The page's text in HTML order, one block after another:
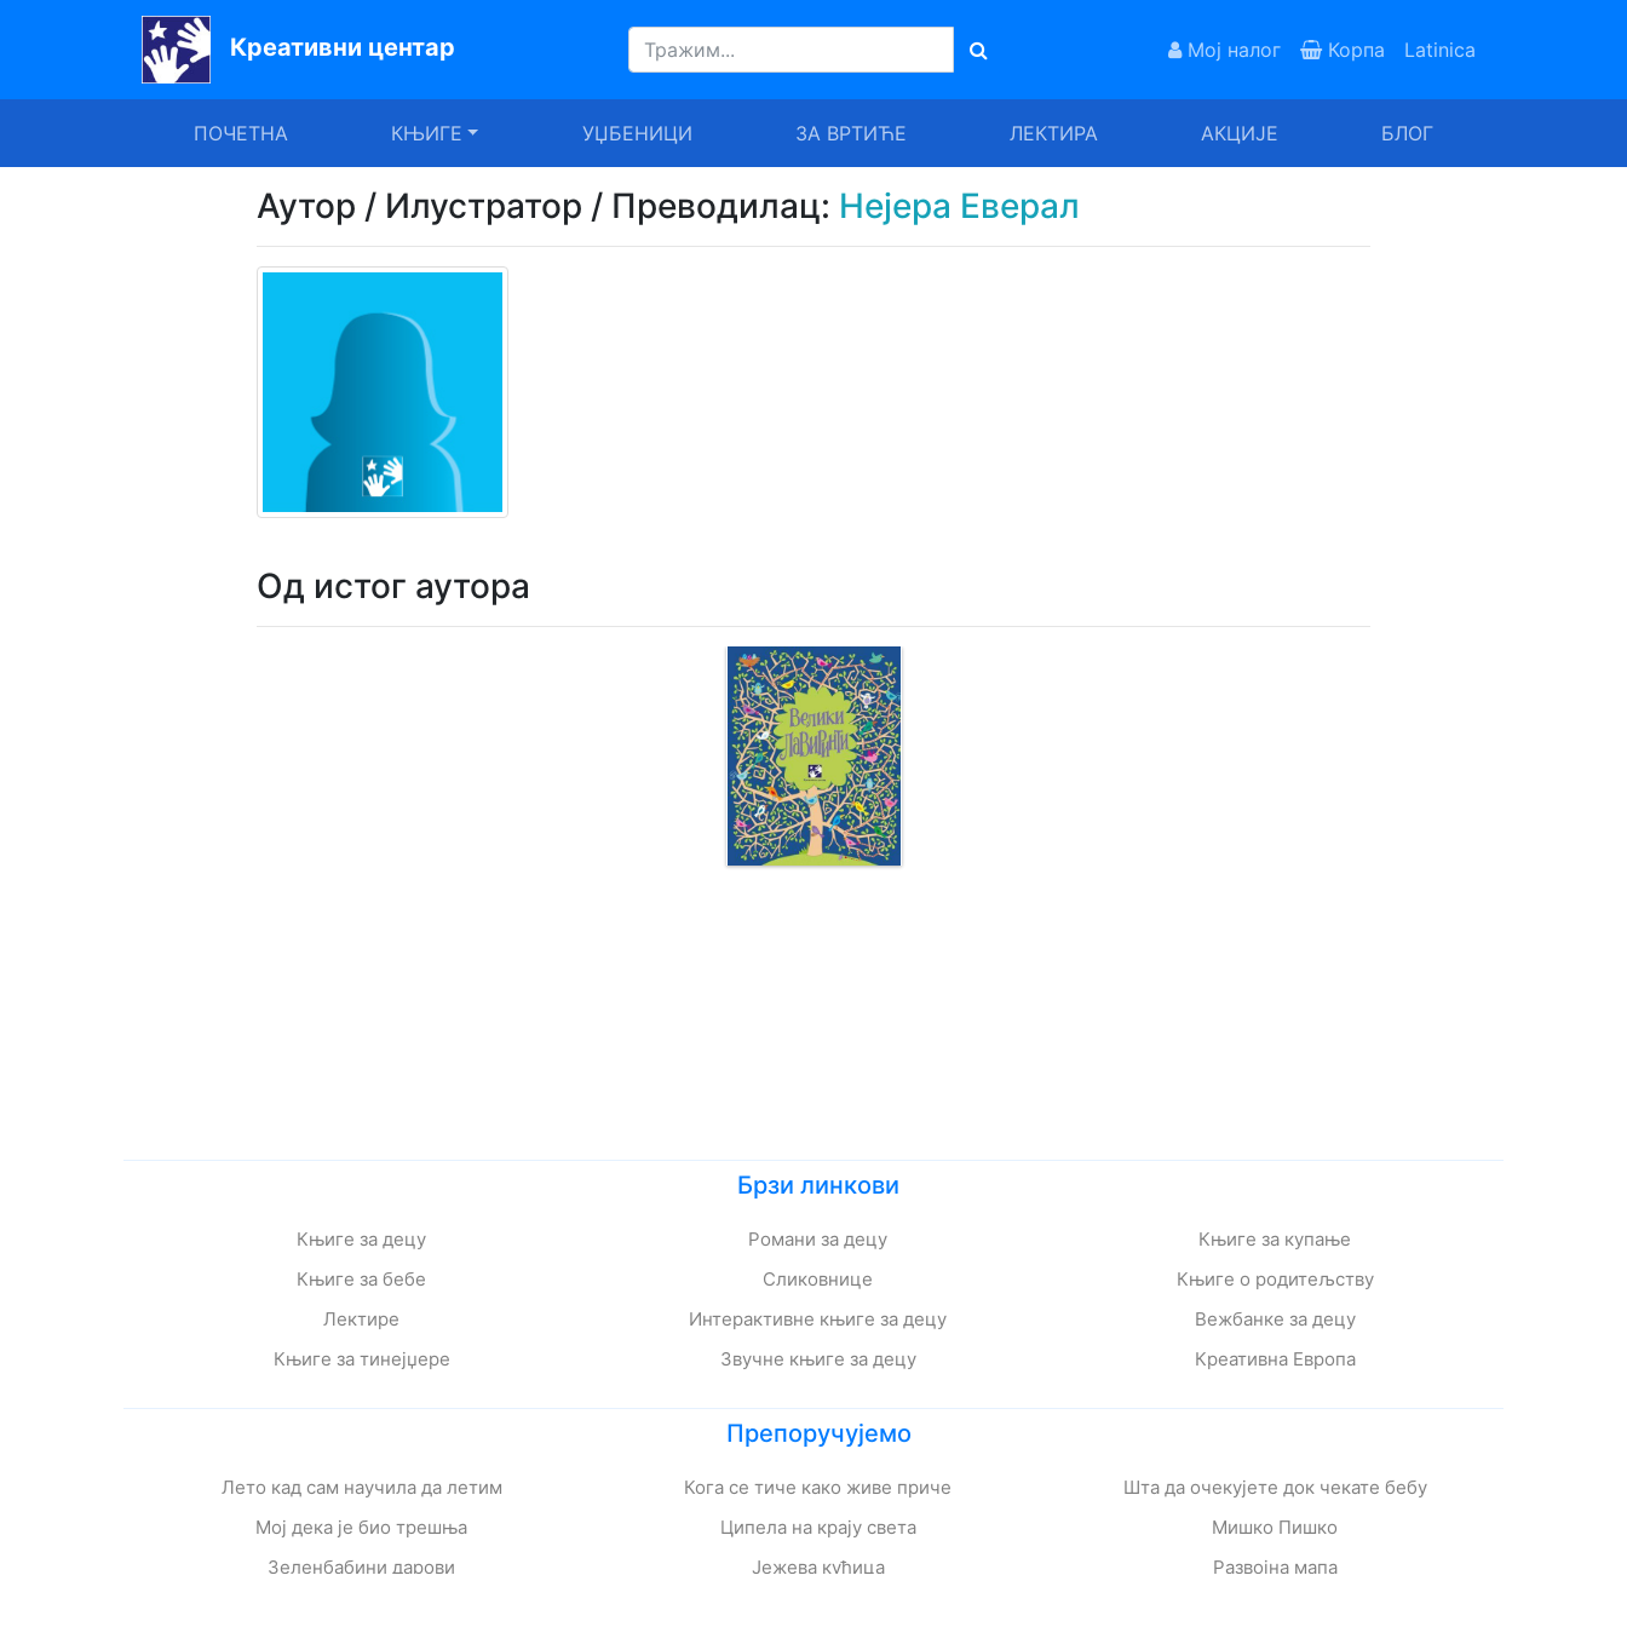
Креативни центар Мој налог Корпа Latinica
ПОЧЕТНА КЊИГЕ УЏБЕНИЦИ ЗА ВРТИЋЕ ЛЕКТИРА АКЦИЈЕ БЛОГ
Почетна
Аутор / Илустратор / Преводилац: Нејера Еверал
Од истог аутора
Брзи линкови
Књиге за децу
Књиге за бебе
Лектире
Књиге за тинејџере
Романи за децу
Сликовнице
Интерактивне књиге за децу
Звучне књиге за децу
Књиге за купање
Књиге о родитељству
Вежбанке за децу
Креативна Европа
Препоручујемо
Лето кад сам научила да летим
Мој дека је био трешња
Зеленбабини дарови
Кога се тиче како живе приче
Ципела на крају света
Јежева кућица
Шта да очекујете док чекате бебу
Мишко Пишко
Развојна мапа